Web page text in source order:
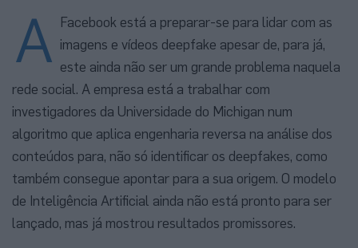
A Facebook está a preparar-se para lidar com as
imagens e vídeos deepfake apesar de, para já,
este ainda não ser um grande problema naquela
rede social. A empresa está a trabalhar com
investigadores da Universidade do Michigan num
algoritmo que aplica engenharia reversa na análise dos
conteúdos para, não só identificar os deepfakes, como
também consegue apontar para a sua origem. O modelo
de Inteligência Artificial ainda não está pronto para ser
lançado, mas já mostrou resultados promissores.